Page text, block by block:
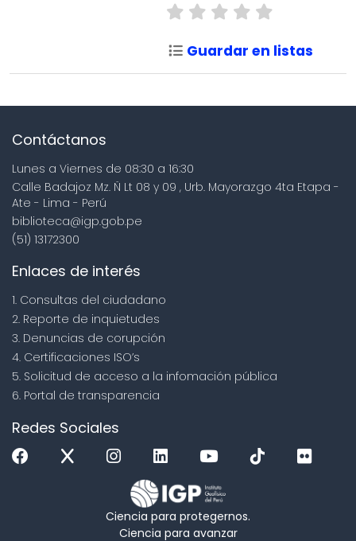
Guardar en listas
Contáctanos
Lunes a Viernes de 08:30 a 16:30
Calle Badajoz Mz. Ñ Lt 08 y 09 , Urb. Mayorazgo 4ta Etapa -
Ate - Lima - Perú
biblioteca@igp.gob.pe
(51) 13172300
Enlaces de interés
1. Consultas del ciudadano
2. Reporte de inquietudes
3. Denuncias de corupción
4. Certificaciones ISO’s
5. Solicitud de acceso a la infomación pública
6. Portal de transparencia
Redes Sociales
Ciencia para protegernos.
Ciencia para avanzar